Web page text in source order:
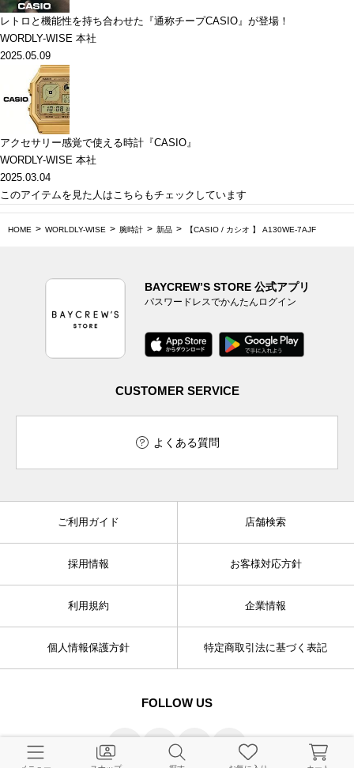
レトロと機能性を持ち合わせた『通称チープCASIO』が登場！
WORDLY-WISE 本社
2025.05.09
アクセサリー感覚で使える時計『CASIO』
WORDLY-WISE 本社
2025.03.04
このアイテムを見た人はこちらもチェックしています
HOME WORLDLY-WISE 腕時計 新品 【CASIO / カシオ 】 A130WE-7AJF
BAYCREW’S STORE 公式アプリ
パスワードレスでかんたんログイン
CUSTOMER SERVICE
よくある質問
ご利用ガイド 店舗検索
採用情報 お客様対応方針
利用規約 企業情報
個人情報保護方針 特定商取引法に基づく表記
FOLLOW US